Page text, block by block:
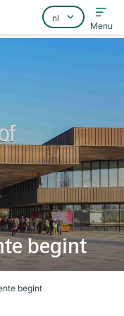
Menu
begint
begint